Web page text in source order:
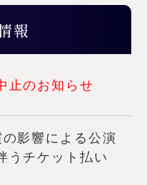
報
止のお知らせ
影響による公演
うチケット払い